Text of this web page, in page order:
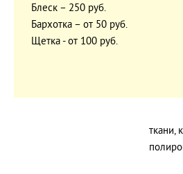
Блеск – 250 руб.
Бархотка – от 50 руб.
Щетка - от 100 руб.
ткани,